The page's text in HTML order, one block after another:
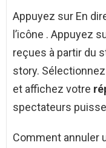
Appuyez sur En
l’icône . Appuyez
reçues à partir du
story.
et affichez votre
spectateurs
Comment annuler